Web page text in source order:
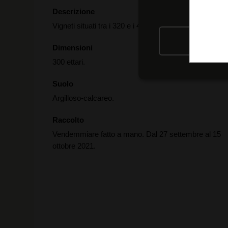
Descrizione
Vigneti situati tra i 320 e i 485 metri sul livello del mare.
Dimensioni
300 ettari.
Suolo
Argilloso-calcareo.
Raccolto
Vendemmiare fatto a mano. Dal 27 settembre al 15
ottobre 2021.